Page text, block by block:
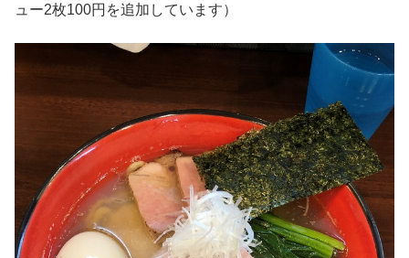
ュー2枚100円を追加しています）